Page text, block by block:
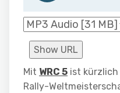
Show URL
Mit WRC 5 ist kürzlich
Rally-